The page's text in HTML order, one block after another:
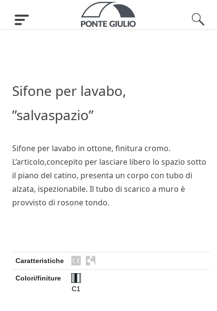
Sifone per lavabo,
”salvaspazio”
Sifone per lavabo in ottone, finitura cromo.
L’articolo,concepito per lasciare libero lo spazio sotto
il piano del catino, presenta un corpo con tubo di
alzata, ispezionabile. Il tubo di scarico a muro è
provvisto di rosone tondo.
Caratteristiche
Colori/finiture
C1